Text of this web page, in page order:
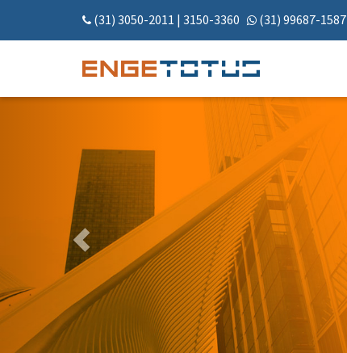
(31) 3050-2011 | 3150-3360 (31) 99687-1587